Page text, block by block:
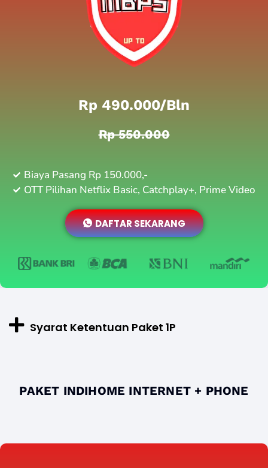
Rp 490.000/bln
Rp 550.000
Biaya Pasang Rp 150.000,-
OTT Pilihan Netflix Basic, Catchplay+, Prime Video
DAFTAR SEKARANG
Syarat Ketentuan Paket 1P
PAKET INDIHOME INTERNET + PHONE